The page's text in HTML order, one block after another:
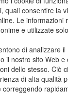
quali consentire la
Le informazioni
e utilizzate
di analizzare
il nostro sito Web
dello stesso. Ciò
di alta qualità
correggendo